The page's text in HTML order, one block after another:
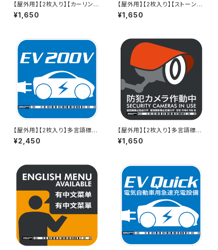
【屋外用】【2枚入り】【カーリング
版】多言語標識「滑りやすい（グ
レー）」- 150x150mm/5言語/
ッカー - GDC-20000002117
7
¥1,650
【屋外用】【2枚入り】【ストーン
版】多言語標識「滑りやすい（グ
レー）」- 150x150mm/5言語/
テッカー - GDC-2000000211
65
¥1,650
【屋外用】【2枚入り】多言語標識
「EV 200V（反射タイプ）」- 150
x150mm/英語/スマホ連携 充
¥2,450
【屋外用】【2枚入り】多言語標識
「防犯カメラ作動中（グレー）」- 1
50x150mm/5言語/スマホ連携
¥1,650